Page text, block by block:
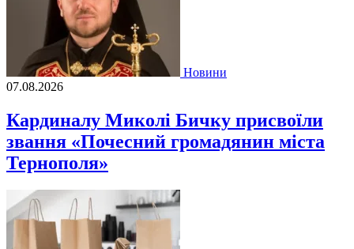
Новини
07.08.2026
Кардиналу Миколі Бичку присвоїли
звання «Почесний громадянин міста
Тернополя»